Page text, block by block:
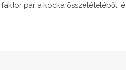
pár a kocka összetételéből,